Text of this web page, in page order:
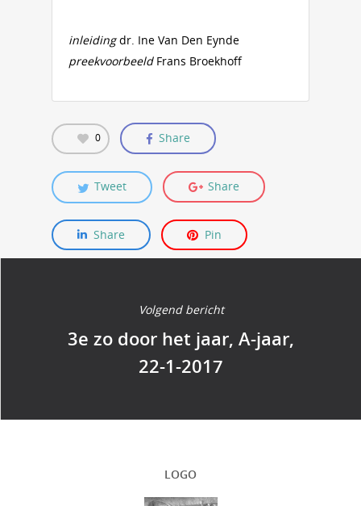
inleidingdr. Ine Van Den Eynde
preekvoorbeeldFrans Broekhoff
0 Share
Tweet Share
Share Pin
Volgend bericht
3e zo door het jaar, A-jaar,
22-1-2017
LOGO